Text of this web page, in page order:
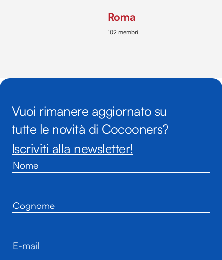
Roma
102 membri
Vuoi rimanere aggiornato su
tutte le novità di Cocooners?
Iscriviti alla newsletter!